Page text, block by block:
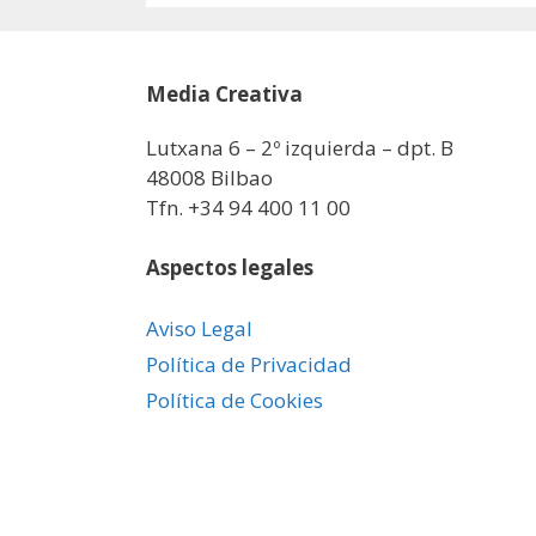
Media Creativa
Lutxana 6 – 2º izquierda – dpt. B
48008 Bilbao
Tfn. +34 94 400 11 00
Aspectos legales
Aviso Legal
Política de Privacidad
Política de Cookies